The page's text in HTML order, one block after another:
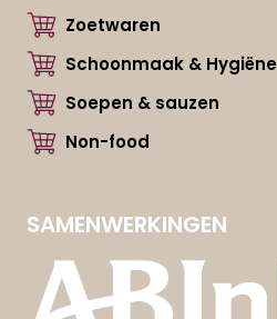
Zoetwaren
Schoonmaak & Hygiëne
Soepen & sauzen
Non-food
SAMENWERKINGEN